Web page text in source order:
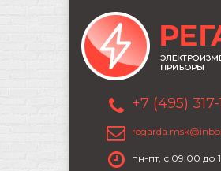
+7 (495) 317-
пн-пт, с 09:00 до